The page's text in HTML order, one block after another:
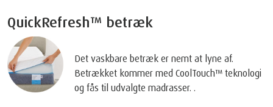
QuickRefresh™ betræk
Det vaskbare betræk er nemt at lyne af.
Betrækket kommer med CoolTouch™ teknologi
og fås til udvalgte madrasser. .